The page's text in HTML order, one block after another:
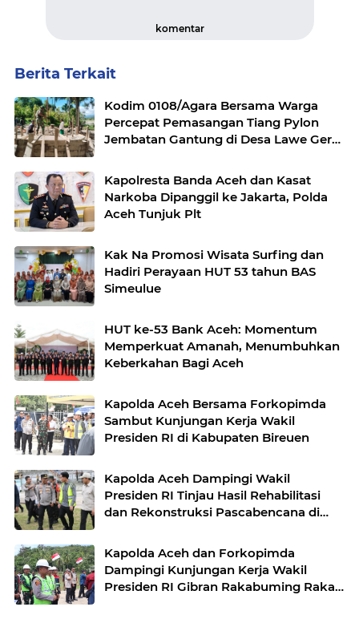
komentar
Berita Terkait
Kodim 0108/Agara Bersama Warga
Percepat Pemasangan Tiang Pylon
Jembatan Gantung di Desa Lawe Ger-
Kapolresta Banda Aceh dan Kasat
Narkoba Dipanggil ke Jakarta, Polda
Aceh Tunjuk Plt
Kak Na Promosi Wisata Surfing dan
Hadiri Perayaan HUT 53 tahun BAS
Simeulue
HUT ke-53 Bank Aceh: Momentum
Memperkuat Amanah, Menumbuhkan
Keberkahan Bagi Aceh
Kapolda Aceh Bersama Forkopimda
Sambut Kunjungan Kerja Wakil
Presiden RI di Kabupaten Bireuen
Kapolda Aceh Dampingi Wakil
Presiden RI Tinjau Hasil Rehabilitasi
dan Rekonstruksi Pascabencana di
Kapolda Aceh dan Forkopimda
Dampingi Kunjungan Kerja Wakil
Presiden RI Gibran Rakabuming Raka